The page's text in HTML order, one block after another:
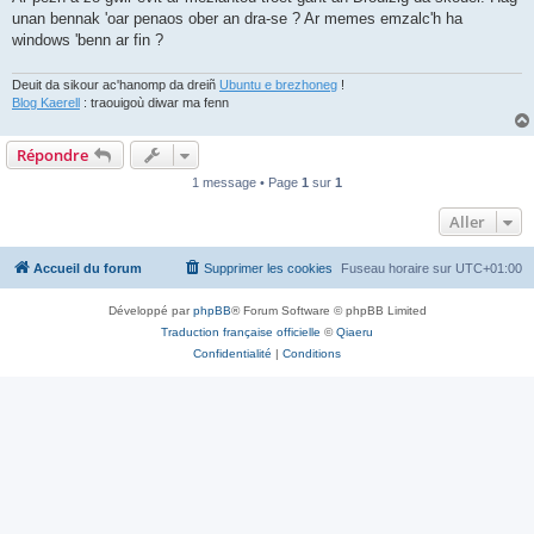
unan bennak 'oar penaos ober an dra-se ? Ar memes emzalc'h ha
windows 'benn ar fin ?
Deuit da sikour ac'hanomp da dreiñ Ubuntu e brezhoneg !
Blog Kaerell : traouigoù diwar ma fenn
Répondre
1 message • Page 1 sur 1
Aller
Accueil du forum Fuseau horaire sur UTC+01:00
Supprimer les cookies
Développé parphpBB® Forum Software © phpBB Limited
Traduction française officielle ©Qiaeru
Confidentialité | Conditions